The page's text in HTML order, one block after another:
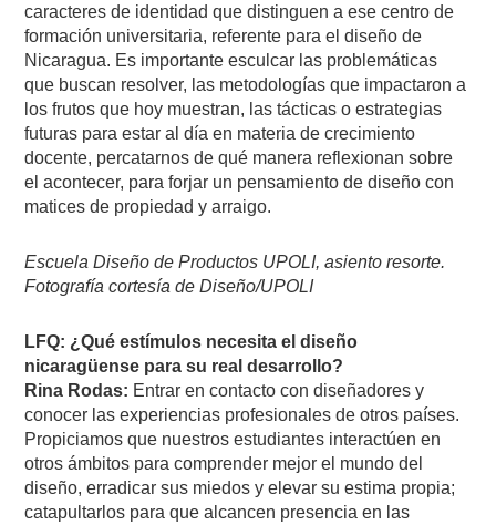
caracteres de identidad que distinguen a ese centro de
formación universitaria, referente para el diseño de
Nicaragua. Es importante esculcar las problemáticas
que buscan resolver, las metodologías que impactaron a
los frutos que hoy muestran, las tácticas o estrategias
futuras para estar al día en materia de crecimiento
docente, percatarnos de qué manera reflexionan sobre
el acontecer, para forjar un pensamiento de diseño con
matices de propiedad y arraigo.
Escuela Diseño de Productos UPOLI, asiento resorte.
Fotografía cortesía de Diseño/UPOLI
LFQ: ¿Qué estímulos necesita el diseño
nicaragüense para su real desarrollo?
Rina Rodas: Entrar en contacto con diseñadores y
conocer las experiencias profesionales de otros países.
Propiciamos que nuestros estudiantes interactúen en
otros ámbitos para comprender mejor el mundo del
diseño, erradicar sus miedos y elevar su estima propia;
catapultarlos para que alcancen presencia en las